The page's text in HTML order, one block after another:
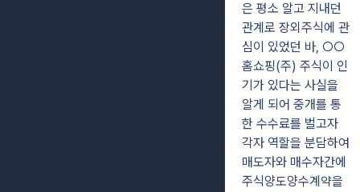
은 평소 알고 지내던
관계로 장외주식에 관
심이 있었던 바, ○○
홈쇼핑(주) 주식이 인
기가 있다는 사실을
알게 되어 중개를 통
한 수수료를 벌고자
각자 역할을 분담하여
매도자와 매수자간에
주식양도양수계약을